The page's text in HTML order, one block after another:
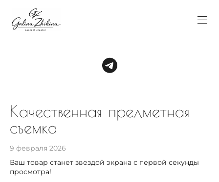
Качественная предметная
съемка
9 февраля 2026
Ваш товар станет звездой экрана с первой секунды
просмотра!